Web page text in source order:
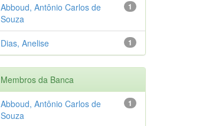
1
Abboud, Antônio Carlos de
Souza
1
Dias, Anelise
Membros da Banca
1
Abboud, Antônio Carlos de
Souza